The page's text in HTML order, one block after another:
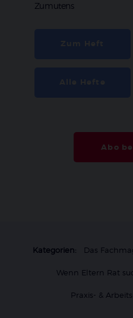
Zumutens
Abo
Kategorien: Das
Wenn Eltern Rat
Praxis- &